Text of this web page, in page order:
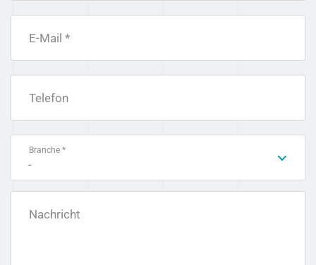
E-Mail *
Telefon
Branche *
-
Nachricht